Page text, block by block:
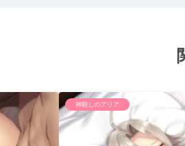
神殺しのアリア